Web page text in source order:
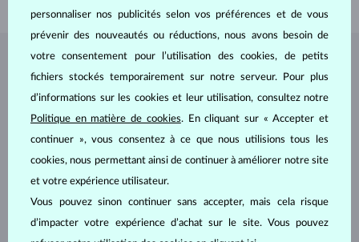
personnaliser nos publicités selon vos préférences et de vous
prévenir des nouveautés ou réductions, nous avons besoin de
votre consentement pour l’utilisation des cookies, de petits
fichiers stockés temporairement sur notre serveur. Pour plus
d’informations sur les cookies et leur utilisation, consultez notre
Politique en matière de cookies. En cliquant sur « Accepter et
continuer », vous consentez à ce que nous utilisions tous les
cookies, nous permettant ainsi de continuer à améliorer notre site
et votre expérience utilisateur.
Vous pouvez sinon continuer sans accepter, mais cela risque
d’impacter votre expérience d’achat sur le site. Vous pouvez